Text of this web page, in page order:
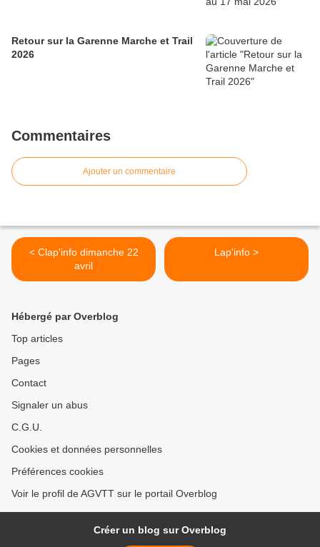
Retour sur la Garenne Marche et Trail
2026
Commentaires
Ajouter un commentaire
< Clap'info dimanche 22
avril
Lap'info >
Hébergé par Overblog
Top articles
Pages
Contact
Signaler un abus
C.G.U.
Cookies et données personnelles
Préférences cookies
Voir le profil de AGVTT sur le portail Overblog
Créer un blog sur Overblog